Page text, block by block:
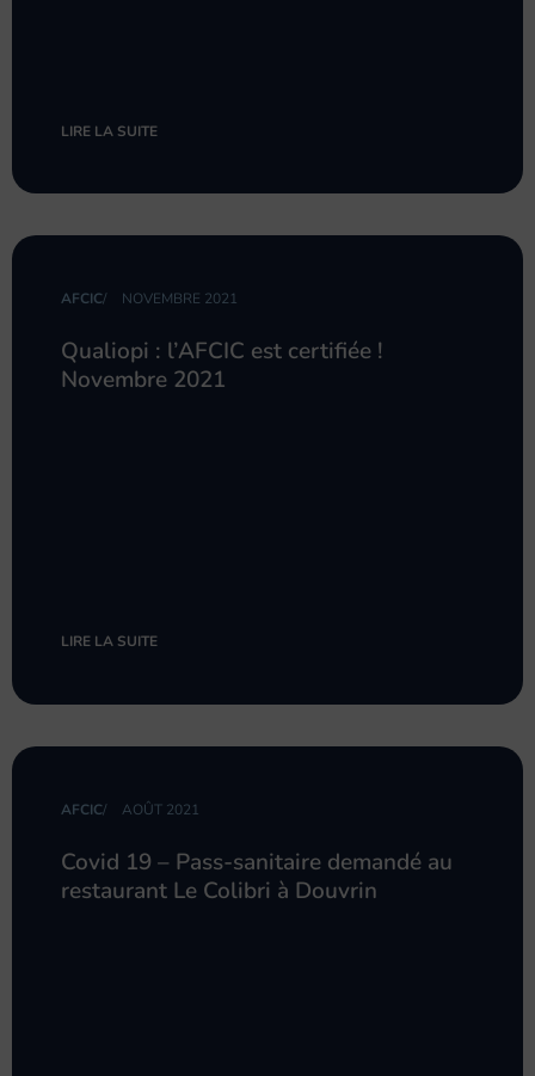
LIRE LA SUITE
AFCIC/ NOVEMBRE 2021
Qualiopi : l’AFCIC est certifiée !
Novembre 2021
LIRE LA SUITE
AFCIC/ AOÛT 2021
Covid 19 – Pass-sanitaire demandé au
restaurant Le Colibri à Douvrin